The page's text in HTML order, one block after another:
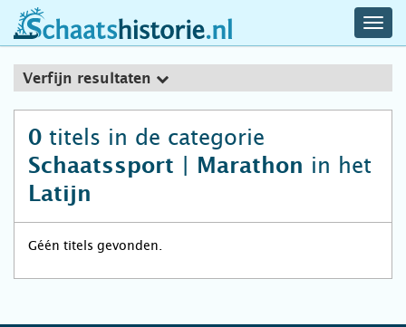
schaatshistorie.nl
Verfijn resultaten
0 titels in de categorie
Schaatssport | Marathon in het
Latijn
Géén titels gevonden.